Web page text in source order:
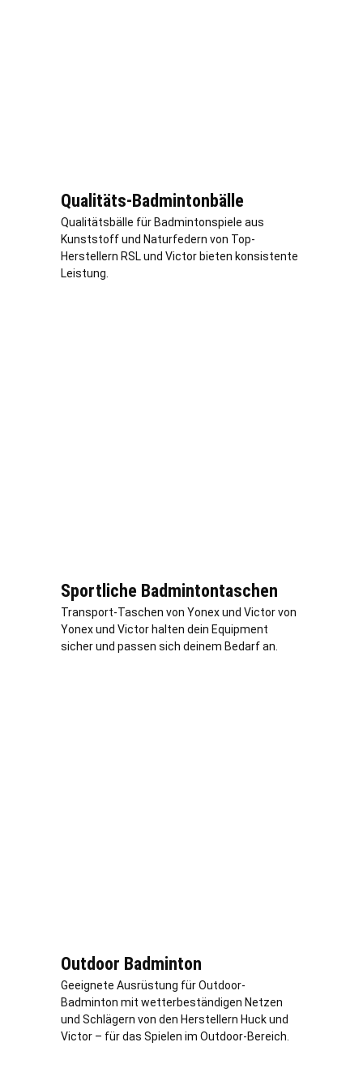
Qualitäts-Badmintonbälle
Qualitätsbälle für Badmintonspiele aus
Kunststoff und Naturfedern von Top-
Herstellern RSL und Victor bieten konsistente
Leistung.
Sportliche Badmintontaschen
Transport-Taschen von Yonex und Victor von
Yonex und Victor halten dein Equipment
sicher und passen sich deinem Bedarf an.
Outdoor Badminton
Geeignete Ausrüstung für Outdoor-
Badminton mit wetterbeständigen Netzen
und Schlägern von den Herstellern Huck und
Victor – für das Spielen im Outdoor-Bereich.